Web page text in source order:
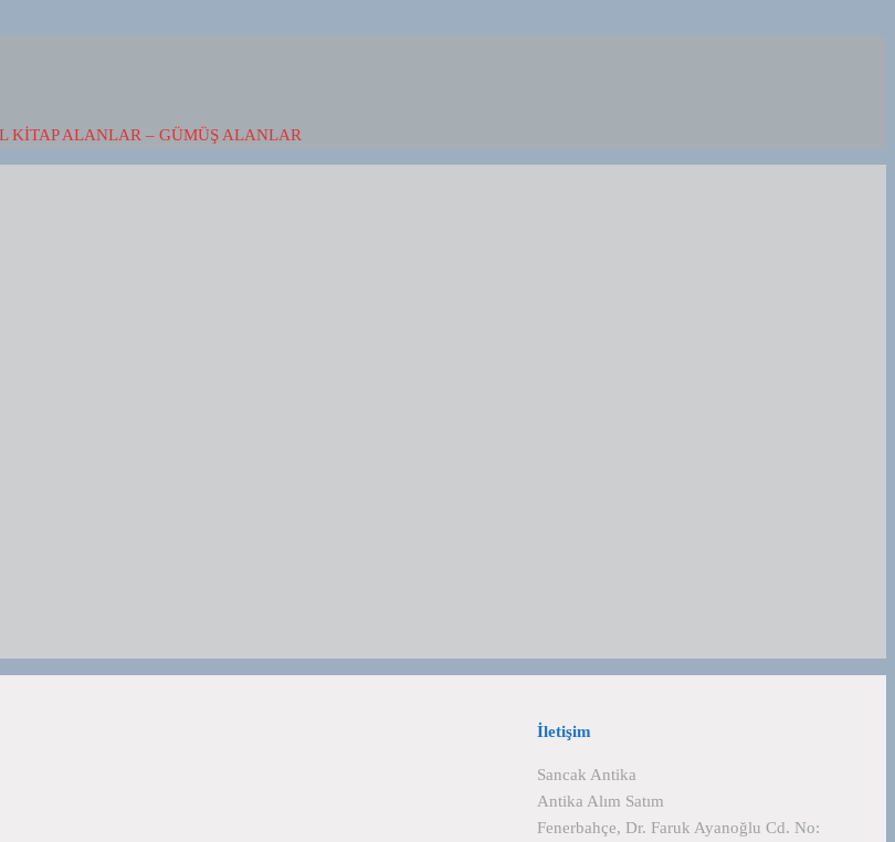
KITAP ALANLAR – GÜMÜŞ ALANLAR
İletişim
Sancak Antika
Antika Alım Satım
Fenerbahçe, Dr. Faruk Ayanoğlu Cd. No: